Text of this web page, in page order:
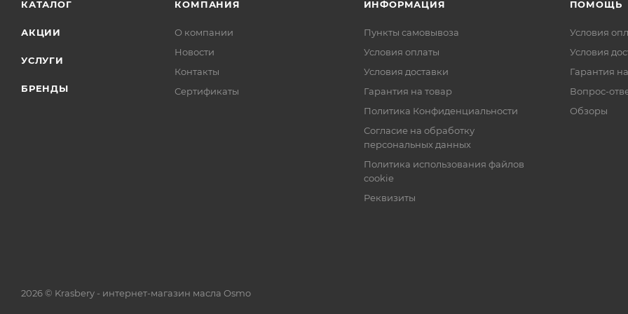
КАТАЛОГ
АКЦИИ
УСЛУГИ
БРЕНДЫ
КОМПАНИЯ
О компании
Новости
Контакты
Сертификаты
ИНФОРМАЦИЯ
Пункты самовывоза
Условия оплаты
Условия доставки
Гарантия на товар
Политика Конфиденциальности
Согласие на обработку
персональных данных
Политика использования файлов
cookie
Реквизиты
ПОМОЩЬ
Условия
Условия
Гарантия
Вопрос-
Обзоры
2026 © Krasbery - интернет-магазин масла Osmo